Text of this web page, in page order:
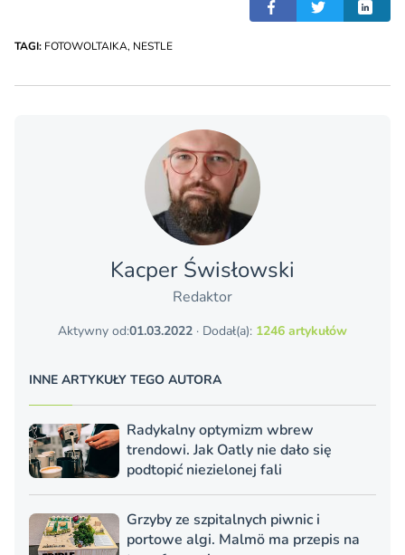
TAGI: FOTOWOLTAIKA, NESTLE
Kacper Świsło­wski
Redaktor
Aktywny od:01.03.2022 · Dodał(a): 1246 artykułów
INNE ARTYKUŁY TEGO AUTORA
Radykalny optymizm wbrew
trendowi. Jak Oatly nie dało się
podtopić niezielonej fali
Grzyby ze szpitalnych piwnic i
portowe algi. Malmö ma przepis na